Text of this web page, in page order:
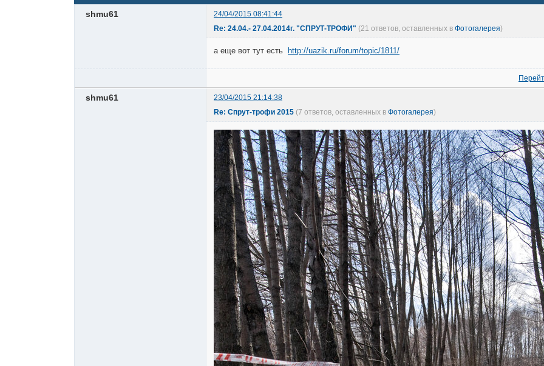
shmu61
24/04/2015 08:41:44
Re: 24.04.- 27.04.2014г. "СПРУТ-ТРОФИ" (21 ответов, оставленных в Фотогалерея)
а еще вот тут есть http://uazik.ru/forum/topic/1811/
shmu61
23/04/2015 21:14:38
Re: Спрут-трофи 2015 (7 ответов, оставленных в Фотогалерея)